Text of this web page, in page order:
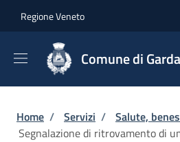
Regione Veneto
Comune di Garda
Briciole di pane
Home / Servizi / Salute,
Segnalazione di ritrovamento di